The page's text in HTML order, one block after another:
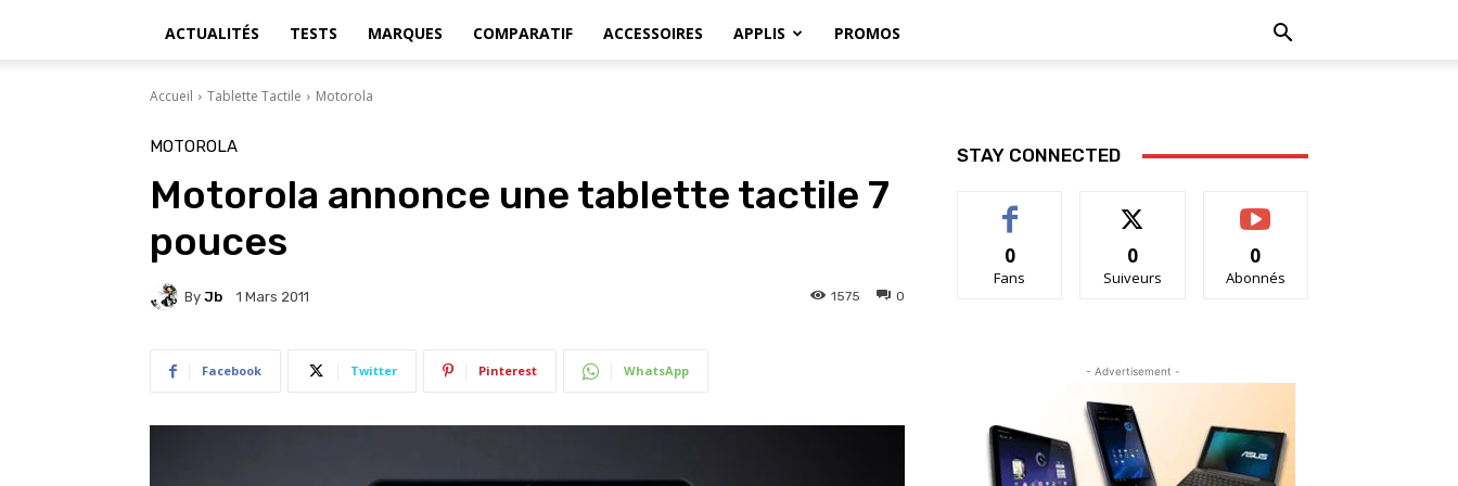
ACTUALITÉS TESTS MARQUES COMPARATIF ACCESSOIRES APPLIS PROMOS
Accueil Tablette Tactile Motorola
MOTOROLA
Motorola annonce une tablette tactile 7
pouces
By Jb 1 Mars 2011 0
1575
Facebook Twitter Pinterest WhatsApp
STAY CONNECTED
0
Fans
0
Suiveurs
0
Abonnés
- Advertisement -